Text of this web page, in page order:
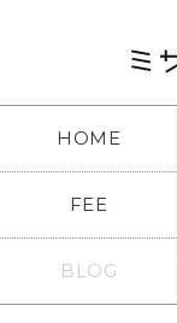
HOME
FEE
BLOG